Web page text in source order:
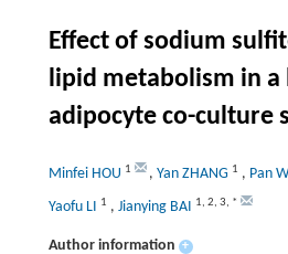
Effect of sodium
lipid metabolism in a
adipocyte co-culture
Minfei HOU 1 , Yan ZHANG 1 , Pan
Yaofu LI 1 , Jianying BAI 1, 2, 3, *
Author information +